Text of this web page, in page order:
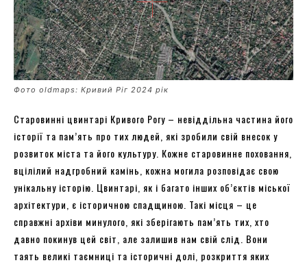
Фото oldmaps: Кривий Ріг 2024 рік
Старовинні цвинтарі Кривого Рогу – невіддільна частина його
історії та пам’ять про тих людей, які зробили свій внесок у
розвиток міста та його культуру. Кожне старовинне поховання,
вцілілий надгробний камінь, кожна могила розповідає свою
унікальну історію. Цвинтарі, як і багато інших об’єктів міської
архітектури, є історичною спадщиною. Такі місця – це
справжні архіви минулого, які зберігають пам’ять тих, хто
давно покинув цей світ, але залишив нам свій слід. Вони
таять великі таємниці та історичні долі, розкриття яких